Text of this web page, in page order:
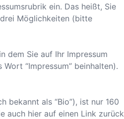
ein. Das heißt, Sie
Möglichkeiten (bitte
dem Sie auf Ihr Impressum
“Impressum” beinhalten).
bekannt als “Bio”), ist nur 160
auch hier auf einen Link zurück